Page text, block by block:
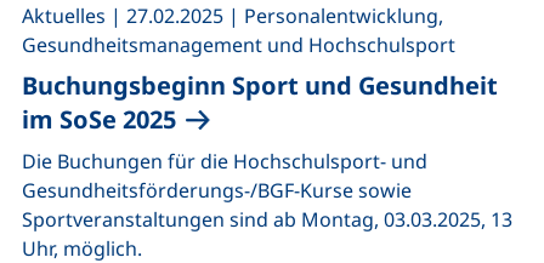
Buchungsbeginn Sport und Gesundheit
im SoSe 2025
Aktuelles | 27.02.2025 | Personalentwicklung,
Gesundheitsmanagement und Hochschulsport
Die Buchungen für die Hochschulsport- und
Gesundheitsförderungs-/BGF-Kurse sowie
Sportveranstaltungen sind ab Montag, 03.03.2025, 13
Uhr, möglich.